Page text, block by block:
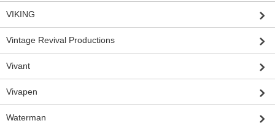
VIKING
Vintage Revival Productions
Vivant
Vivapen
Waterman